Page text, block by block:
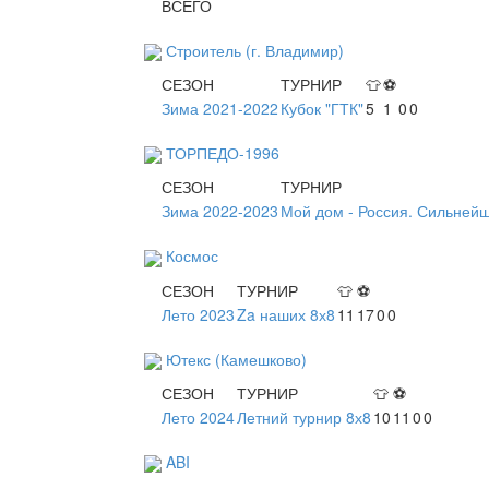
ВСЕГО
Строитель (г. Владимир)
СЕЗОН
ТУРНИР 👕⚽
Зима 2021-2022 Кубок "ГТК"5 1 00
ТОРПЕДО-1996
СЕЗОН
ТУРНИР
Зима 2022-2023 Мой дом - Россия.
Космос
СЕЗОН
ТУРНИР 👕 ⚽
Лето 2023Za наших 8х8 11 1700
Ютекс (Камешково)
СЕЗОН
ТУРНИР 👕 ⚽
Лето 2024Летний турнир 8х8 10 11 00
ABI